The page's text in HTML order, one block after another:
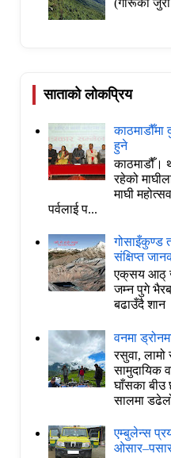
(गोरूको
साताको लोकप्रिय
काठमाडौँमा
हुने
काठमाडौँ।
रहेको
माघी
पर्वलाई प...
गोसाइँकुण्ड
संक्षिप्त
एक्‌सय आठ्
जम्न पुगे
वनमा
रसुवा,
सामुदायिक
घाँसका बीउ
सालमा
एम्बुलेन्स